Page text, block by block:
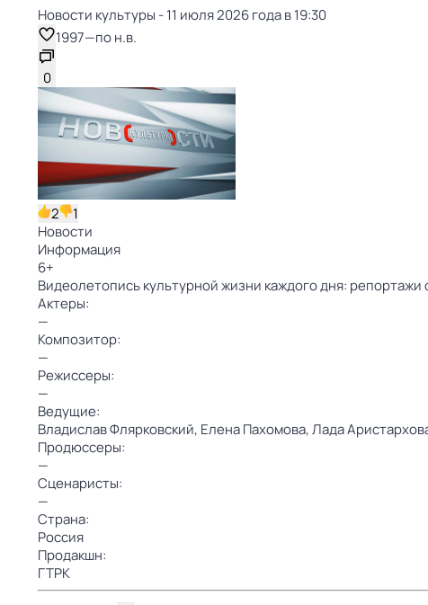
Новости культуры - 11 июля 2026 года в 19:30
1997—по н.в.
0
2
1
Новости
Информация
6+
Видеолетопись культурной жизни каждого дня:
Актеры:
—
Композитор:
—
Режиссеры:
—
Ведущие:
Владислав Флярковский, Елена Пахомова,Лада
Продюссеры:
—
Сценаристы:
—
Страна:
Россия
Продакшн:
ГТРК